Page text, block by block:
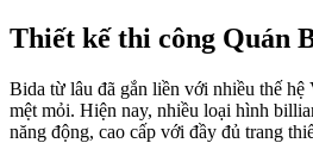
Thiết kế thi công Quán
Bida từ lâu đã gắn liền với nhiều thế
mệt mỏi. Hiện nay, nhiều loại hình
năng động, cao cấp với đầy đủ trang